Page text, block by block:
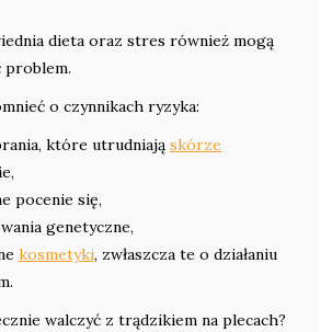
dieta oraz stres również mogą
problem.
o czynnikach ryzyka:
które utrudniają skórze
pocenie się,
genetyczne,
kosmetyki, zwłaszcza te o działaniu
walczyć z trądzikiem na plecach?